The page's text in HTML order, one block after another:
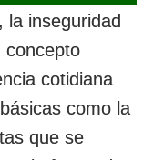
la inseguridad
concepto
cotidiana
como la
que se